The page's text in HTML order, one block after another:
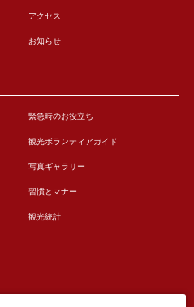
アクセス
お知らせ
緊急時のお役立ち
観光ボランティアガイド
写真ギャラリー
習慣とマナー
観光統計